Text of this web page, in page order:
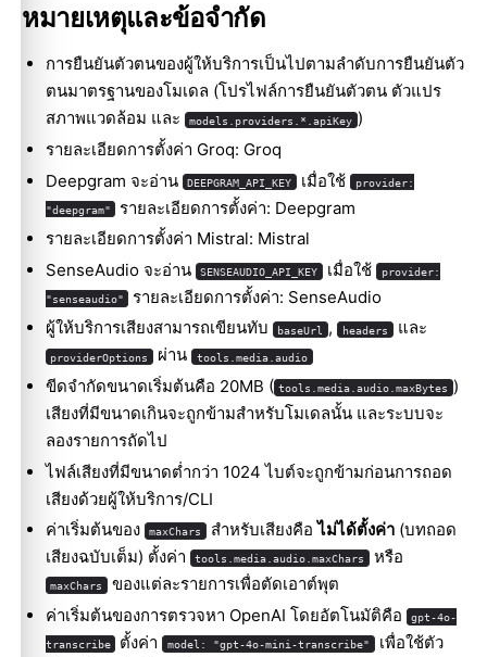
หมายเหตุและข้อจำกัด
การยืนยันตัวตนของผู้ให้บริการเป็นไปตามลำดับการยืนยันตัว
ตนมาตรฐานของโมเดล (โปรไฟล์การยืนยันตัวตน ตัวแปร
สภาพแวดล้อม และ
models.providers.*.apiKey )
รายละเอียดการตั้งค่า Groq: Groq
Deepgram จะอ่าน
DEEPGRAM_API_KEY เมื่อใช้ provider:
"deepgram" รายละเอียดการตั้งค่า: Deepgram
รายละเอียดการตั้งค่า Mistral: Mistral
SenseAudio จะอ่าน
SENSEAUDIO_API_KEY เมื่อใช้ provider:
"senseaudio" รายละเอียดการตั้งค่า: SenseAudio
ผู้ให้บริการเสียงสามารถเขียนทับ
baseUrl , headers และ
providerOptions ผ่าน tools.media.audio
ขีดจำกัดขนาดเริ่มต้นคือ 20MB ( tools.media.audio.maxBytes )
เสียงที่มีขนาดเกินจะถูกข้ามสำหรับโมเดลนั้น และระบบจะ
ลองรายการถัดไป
ไฟล์เสียงที่มีขนาดต่ำกว่า 1024 ไบต์จะถูกข้ามก่อนการถอด
เสียงด้วยผู้ให้บริการ/CLI
ค่าเริ่มต้นของ
maxChars สำหรับเสียงคือไม่ได้ตั้งค่า (บทถอด
เสียงฉบับเต็ม) ตั้งค่า
tools.media.audio.maxChars หรือ
maxChars
ของแต่ละรายการเพื่อตัดเอาต์พุต
ค่าเริ่มต้นของการตรวจหา OpenAI โดยอัตโนมัติคือ
gpt-4o-
transcribe ตั้งค่า model: "gpt-4o-mini-transcribe" เพื่อใช้ตัว